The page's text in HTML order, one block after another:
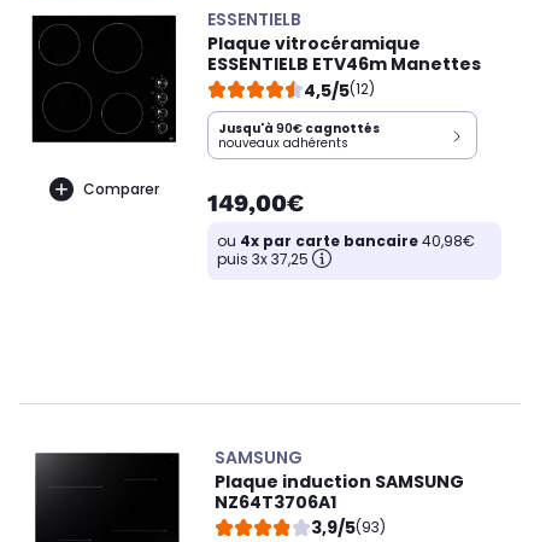
Comparer
ESSENTIELB
Plaque vitrocéramique
ESSENTIELB ETV46m Manettes
4,5/5(12)
Jusqu'à 90€ cagnottés
nouveaux adhérents
149,00€
ou 4x par carte bancaire40,98€
puis 3x 37,25
SAMSUNG
Plaque induction SAMSUNG
NZ64T3706A1
3,9/5(93)